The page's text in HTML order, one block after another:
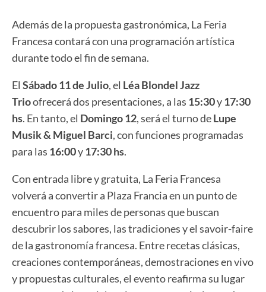
Además de la propuesta gastronómica, La Feria
Francesa contará con una programación artística
durante todo el fin de semana.
El Sábado 11 de Julio, el Léa Blondel Jazz
Trioofrecerá dos presentaciones, a las 15:30y17:30
hs. En tanto, el Domingo 12, será el turno deLupe
Musik & Miguel Barci, con funciones programadas
para las 16:00y17:30 hs.
Con entrada libre y gratuita, La Feria Francesa
volverá a convertir a Plaza Francia en un punto de
encuentro para miles de personas que buscan
descubrir los sabores, las tradiciones y el savoir-faire
de la gastronomía francesa. Entre recetas clásicas,
creaciones contemporáneas, demostraciones en vivo
y propuestas culturales, el evento reafirma su lugar